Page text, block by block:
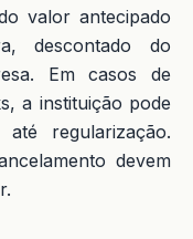
valor antecipado
descontado do
Em casos de
a instituição pode
até regularização.
devem